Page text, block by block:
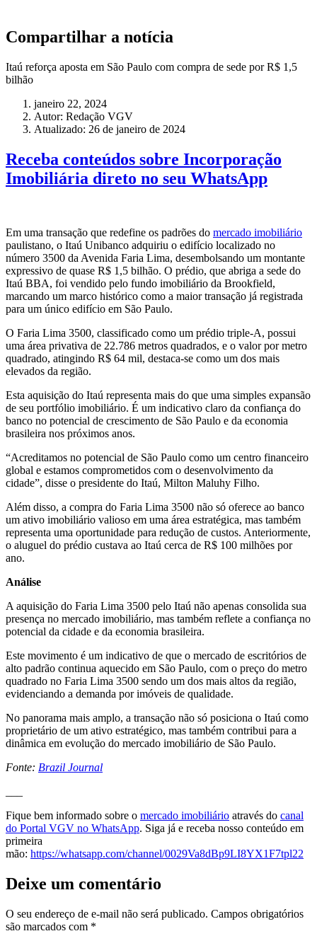
Compartilhar a notícia
Itaú reforça aposta em São Paulo com compra de sede por R$ 1,5
bilhão
janeiro 22, 2024
Autor: Redação VGV
Atualizado: 26 de janeiro de 2024
Receba conteúdos sobre Incorporação
Imobiliária direto no seu WhatsApp
Em uma transação que redefine os padrões do mercado imobiliário
paulistano, o Itaú Unibanco adquiriu o edifício localizado no
número 3500 da Avenida Faria Lima, desembolsando um montante
expressivo de quase R$ 1,5 bilhão. O prédio, que abriga a sede do
Itaú BBA, foi vendido pelo fundo imobiliário da Brookfield,
marcando um marco histórico como a maior transação já registrada
para um único edifício em São Paulo.
O Faria Lima 3500, classificado como um prédio triple-A, possui
uma área privativa de 22.786 metros quadrados, e o valor por metro
quadrado, atingindo R$ 64 mil, destaca-se como um dos mais
elevados da região.
Esta aquisição do Itaú representa mais do que uma simples expansão
de seu portfólio imobiliário. É um indicativo claro da confiança do
banco no potencial de crescimento de São Paulo e da economia
brasileira nos próximos anos.
“Acreditamos no potencial de São Paulo como um centro financeiro
global e estamos comprometidos com o desenvolvimento da
cidade”, disse o presidente do Itaú, Milton Maluhy Filho.
Além disso, a compra do Faria Lima 3500 não só oferece ao banco
um ativo imobiliário valioso em uma área estratégica, mas também
representa uma oportunidade para redução de custos. Anteriormente,
o aluguel do prédio custava ao Itaú cerca de R$ 100 milhões por
ano.
Análise
A aquisição do Faria Lima 3500 pelo Itaú não apenas consolida sua
presença no mercado imobiliário, mas também reflete a confiança no
potencial da cidade e da economia brasileira.
Este movimento é um indicativo de que o mercado de escritórios de
alto padrão continua aquecido em São Paulo, com o preço do metro
quadrado no Faria Lima 3500 sendo um dos mais altos da região,
evidenciando a demanda por imóveis de qualidade.
No panorama mais amplo, a transação não só posiciona o Itaú como
proprietário de um ativo estratégico, mas também contribui para a
dinâmica em evolução do mercado imobiliário de São Paulo.
Fonte: Brazil Journal
Fique bem informado sobre o mercado imobiliário através do canal
do Portal VGV no WhatsApp. Siga já e receba nosso conteúdo em
primeira
mão: https://whatsapp.com/channel/0029Va8dBp9LI8YX1F7tpl22
Deixe um comentário
O seu endereço de e-mail não será publicado. Campos obrigatórios
são marcados com *